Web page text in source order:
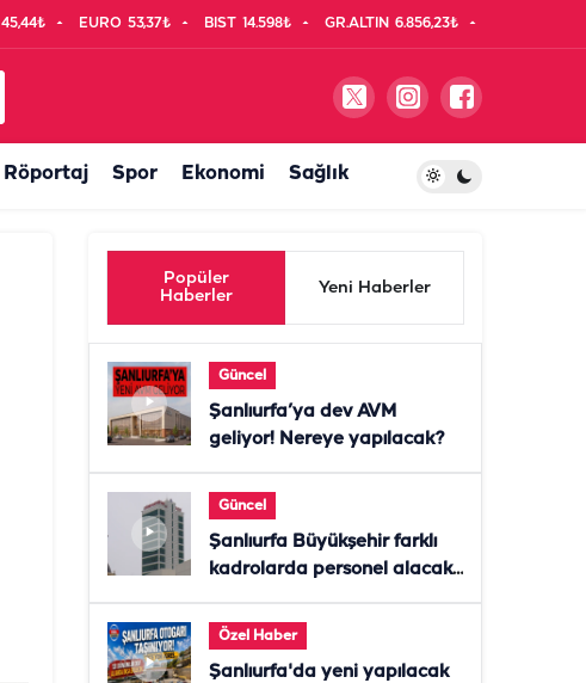
45,44₺ EURO 53,37₺ BIST 14.598₺ GR.ALTIN 6.856,23₺
Röportaj Spor Ekonomi Sağlık
Popüler
Haberler
Yeni Haberler
Güncel
Şanlıurfa’ya dev AVM
geliyor! Nereye yapılacak?
Güncel
Şanlıurfa Büyükşehir farklı
kadrolarda personel alacak!
Özel Haber
Şanlıurfa'da yeni yapılacak